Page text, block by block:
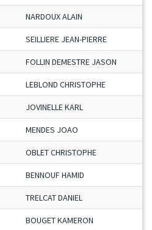
NARDOUX ALAIN
SEILLIERE JEAN-PIERRE
FOLLIN DEMESTRE JASON
LEBLOND CHRISTOPHE
JOVINELLE KARL
MENDES JOAO
OBLET CHRISTOPHE
BENNOUF HAMID
TRELCAT DANIEL
BOUGET KAMERON